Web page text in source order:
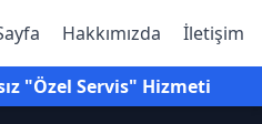
Hakkımızda İletişim
"Özel Servis" Hizmeti